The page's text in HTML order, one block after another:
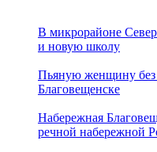
В микрорайоне
и новую школу
Пьяную женщину без
Благовещенске
Набережная
речной набережной